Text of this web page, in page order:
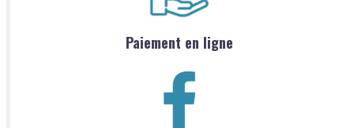
Paiement en ligne